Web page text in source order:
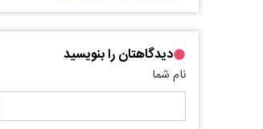
دیدگاهتان را بنویسید
نام شما